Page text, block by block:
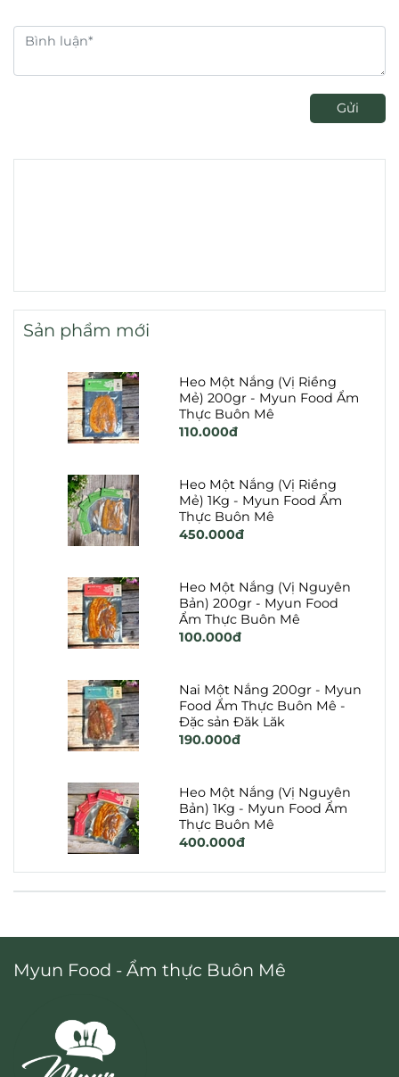
Gửi
Sản phẩm mới
Heo Một Nắng (Vị Riềng
Mẻ) 200gr - Myun Food Ẩm
Thực Buôn Mê
110.000đ
Heo Một Nắng (Vị Riềng
Mẻ) 1Kg - Myun Food Ẩm
Thực Buôn Mê
450.000đ
Heo Một Nắng (Vị Nguyên
Bản) 200gr - Myun Food
Ẩm Thực Buôn Mê
100.000đ
Nai Một Nắng 200gr - Myun
Food Ẩm Thực Buôn Mê -
Đặc sản Đăk Lăk
190.000đ
Heo Một Nắng (Vị Nguyên
Bản) 1Kg - Myun Food Ẩm
Thực Buôn Mê
400.000đ
Myun Food - Ẩm thực Buôn Mê